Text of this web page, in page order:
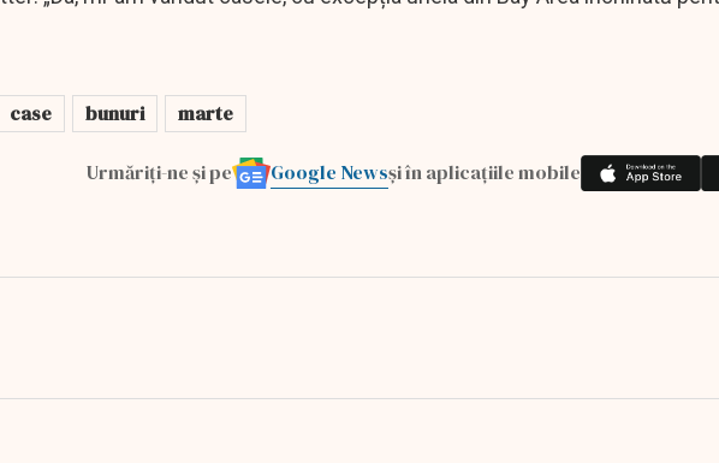
case bunuri marte
Urmăriți-ne și pe Google Newsși în aplicațiile mobile